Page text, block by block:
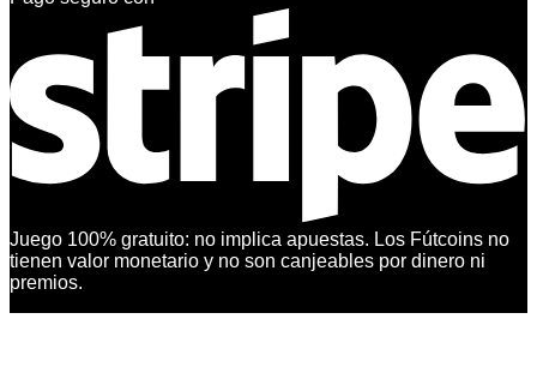
Juego 100% gratuito: no implica apuestas. Los Fútcoins no
tienen valor monetario y no son canjeables por dinero ni
premios.